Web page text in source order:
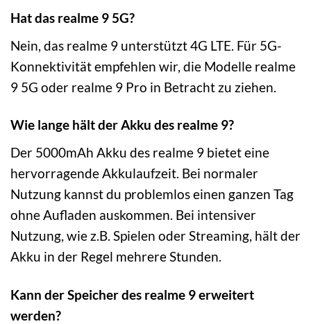
Hat das realme 9 5G?
Nein, das realme 9 unterstützt 4G LTE. Für 5G-
Konnektivität empfehlen wir, die Modelle realme
9 5G oder realme 9 Pro in Betracht zu ziehen.
Wie lange hält der Akku des realme 9?
Der 5000mAh Akku des realme 9 bietet eine
hervorragende Akkulaufzeit. Bei normaler
Nutzung kannst du problemlos einen ganzen Tag
ohne Aufladen auskommen. Bei intensiver
Nutzung, wie z.B. Spielen oder Streaming, hält der
Akku in der Regel mehrere Stunden.
Kann der Speicher des realme 9 erweitert
werden?